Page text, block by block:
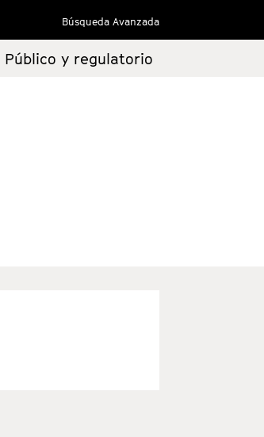
Búsqueda Avanzada
Público y regulatorio